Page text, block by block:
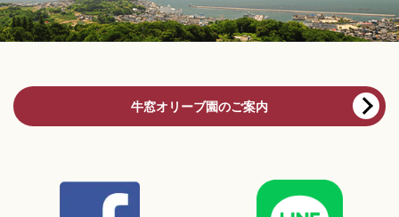
牛窓オリーブ園のご案内